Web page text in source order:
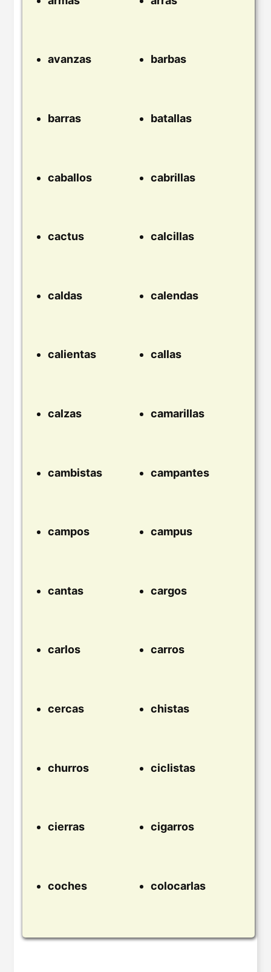
avanzas barbas
barras batallas
caballos cabrillas
cactus calcillas
caldas calendas
calientas callas
calzas camarillas
cambistas campantes
campos campus
cantas cargos
carlos carros
cercas chistas
churros ciclistas
cierras cigarros
coches colocarlas